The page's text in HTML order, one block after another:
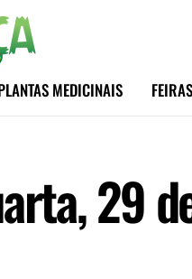
MEDICINAIS
29